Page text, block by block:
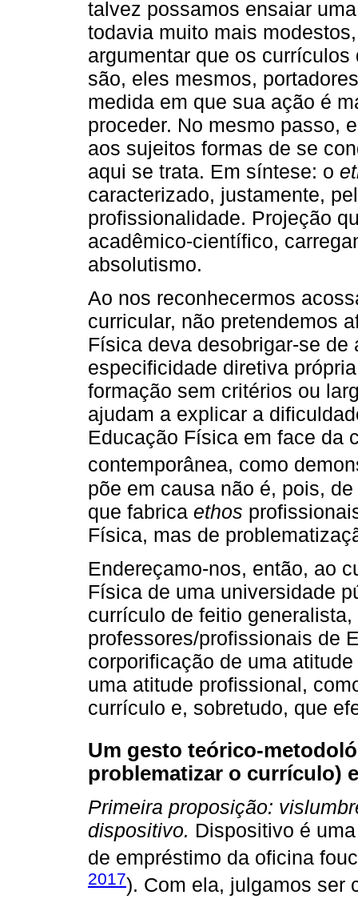
talvez possamos ensaiar
todavia muito mais
argumentar que os
são, eles mesmos,
medida em que sua ação é
proceder. No mesmo passo,
aos sujeitos formas de se
aqui se trata. Em síntese: o
caracterizado, justamente,
profissionalidade. Projeção
acadêmico-científico,
absolutismo.
Ao nos reconhecermos
curricular, não pretendemos
Física deva desobrigar-se
especificidade diretiva
formação sem critérios ou
ajudam a explicar a
Educação Física em face da
contemporânea, como
põe em causa não é, pois,
que fabrica ethos
Física, mas de
Endereçamo-nos, então, ao
Física de uma universidade
currículo de feitio
professores/profissionais de
corporificação de uma
uma atitude profissional,
currículo e, sobretudo, que
Um gesto teórico-
problematizar o currículo)
Primeira proposição:
dispositivo. Dispositivo é
de empréstimo da oficina
2017). Com ela, julgamos ser